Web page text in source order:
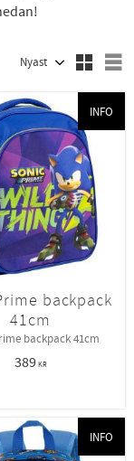
backpack
41cm
backpack 41cm
389KR
INFO
INFO